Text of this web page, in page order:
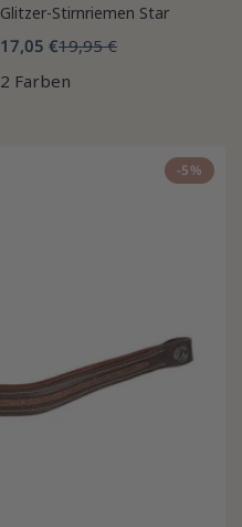
Glitzer-Stirnriemen Star
17,05 €19,95 €
2 Farben
-5%